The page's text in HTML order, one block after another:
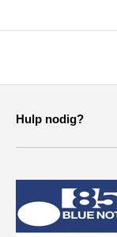
Hulp nodig?